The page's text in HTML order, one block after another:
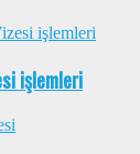
işlemleri